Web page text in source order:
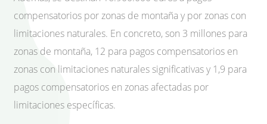
compensatorios por zonas de montaña y por zonas con
limitaciones naturales. En concreto, son 3 millones para
zonas de montaña, 12 para pagos compensatorios en
zonas con limitaciones naturales significativas y 1,9 para
pagos compensatorios en zonas afectadas por
limitaciones específicas.